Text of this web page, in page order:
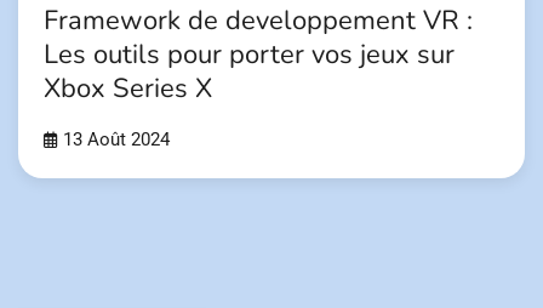
Framework de developpement VR :
Les outils pour porter vos jeux sur
Xbox Series X
13 Août 2024